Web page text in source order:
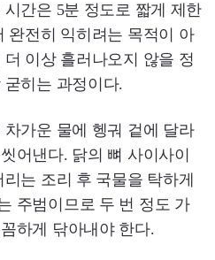
간은 5분 정도로 짧게 제한
완전히 익히려는 목적이 아
이상 흘러나오지 않을 정
히는 과정이다.
가운 물에 헹궈 겉에 달라
어낸다. 닭의 뼈 사이사이
는 조리 후 국물을 탁하게
주범이므로 두 번 정도 가
하게 닦아내야 한다.